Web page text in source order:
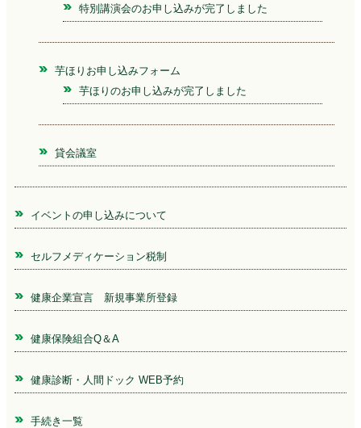
特別講演会のお申し込みが完了しました
芋ほりお申し込みフォーム
芋ほりのお申し込みが完了しました
貸会議室
イベントの申し込みについて
セルフメディケーション税制
健康企業宣言 新規事業所登録
健康保険組合Q＆A
健康診断・人間ドック WEB予約
手続き一覧